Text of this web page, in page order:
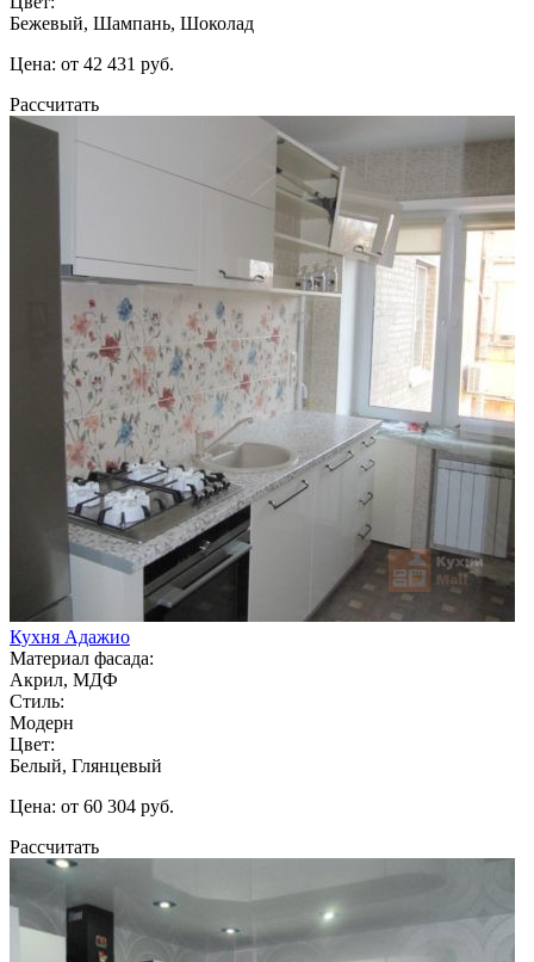
Бежевый, Шампань, Шоколад
Цена: от 42 431 руб.
Рассчитать
Кухня Адажио
Материал фасада:
Акрил, МДФ
Стиль:
Модерн
Цвет:
Белый, Глянцевый
Цена: от 60 304 руб.
Рассчитать